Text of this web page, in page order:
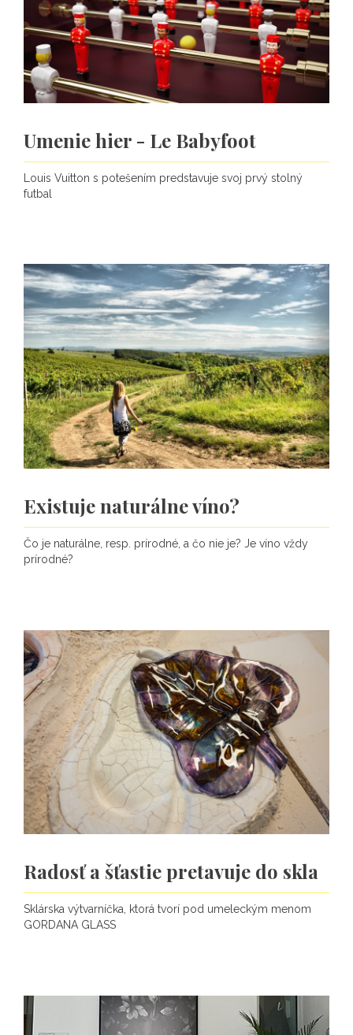
Umenie hier - Le Babyfoot
Louis Vuitton s potešením predstavuje svoj prvý stolný
futbal
Existuje naturálne víno?
Čo je naturálne, resp. prírodné, a čo nie je? Je víno vždy
prírodné?
Radosť a šťastie pretavuje do skla
Sklárska výtvarníčka, ktorá tvorí pod umeleckým menom
GORDANA GLASS